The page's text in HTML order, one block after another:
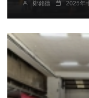
鄭銘德 2025年